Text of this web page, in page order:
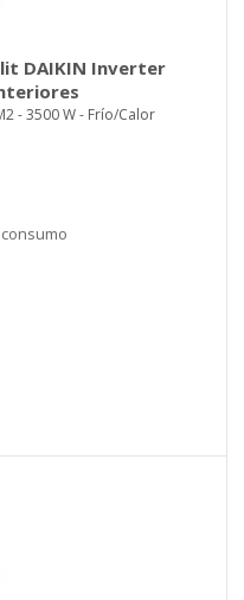
DAIKIN Inverter
- 3500 W - Frío/Calor